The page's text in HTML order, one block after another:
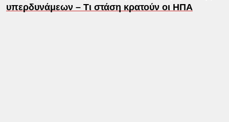
υπερδυνάμεων – Τι στάση κρατούν οι ΗΠΑ